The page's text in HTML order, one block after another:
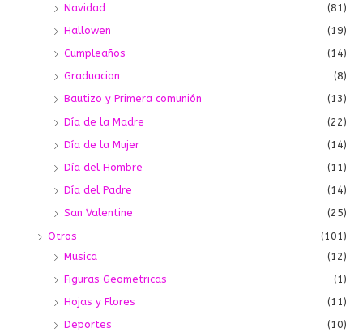
Navidad
(81)
Hallowen
(19)
Cumpleaños
(14)
Graduacion
(8)
Bautizo y Primera comunión
(13)
Día de la Madre
(22)
Día de la Mujer
(14)
Día del Hombre
(11)
Día del Padre
(14)
San Valentine
(25)
Otros
(101)
Musica
(12)
Figuras Geometricas
(1)
Hojas y Flores
(11)
Deportes
(10)